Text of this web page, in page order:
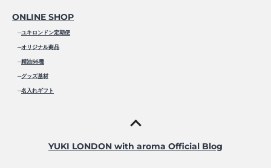
ONLINE SHOP
─ユキロンドン定期便
─オリジナル商品
─精油56種
─グッズ基材
─名入れギフト
YUKI LONDON with aroma Official Blog